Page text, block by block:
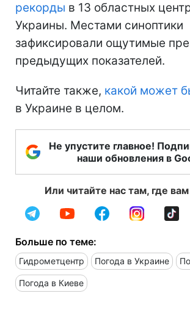
рекорды в 13 областных
Украины. Местами синоптики
зафиксировали ощутимые
предыдущих показателей.
Читайте также, какой может
в Украине в целом.
Не упустите главное!
наши обновления в
Или читайте нас там, где
Больше по теме:
Гидрометцентр Погода в Украине
Погода в Киеве